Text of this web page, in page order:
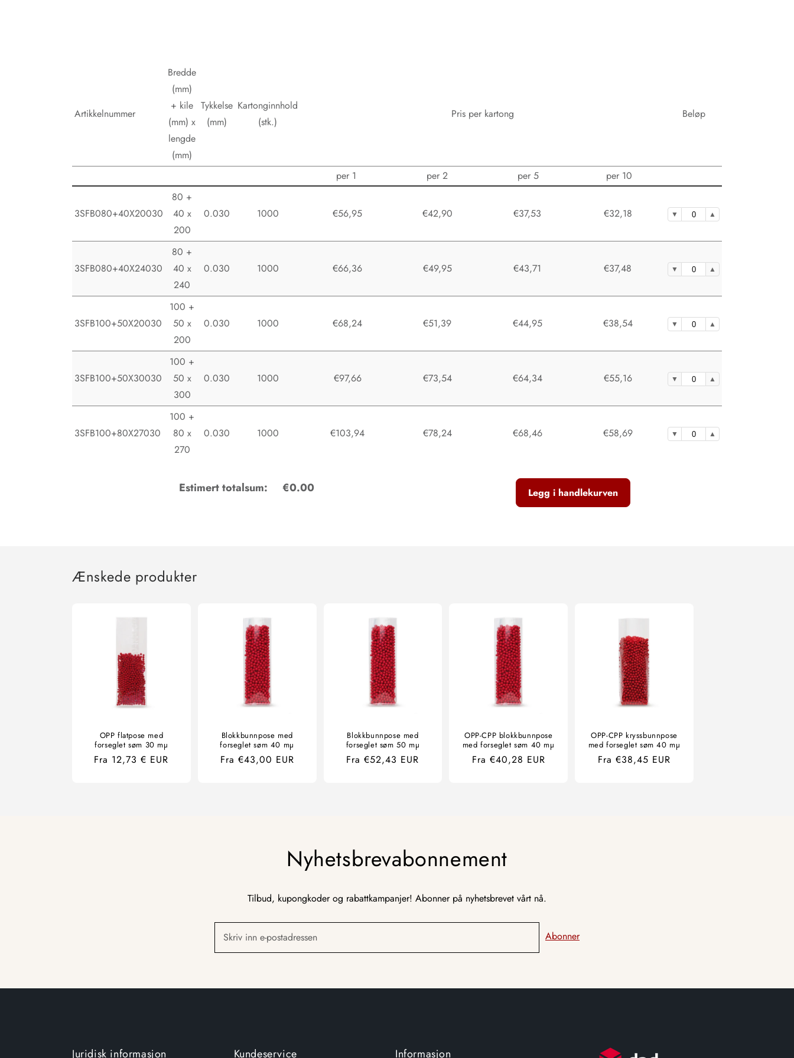
Artikkelnummer
Bredde
(mm)
+ kile
(mm) x
lengde
(mm)
Tykkelse
(mm)
Kartonginnhold
(stk.)
Pris per kartong Beløp
per 1 per 2 per 5 per 10
3SFB080+40X20030
80 +
40 x
200
0.030 1000 €56,95 €42,90 €37,53 €32,18
3SFB080+40X24030
80 +
40 x
240
0.030 1000 €66,36 €49,95 €43,71 €37,48
3SFB100+50X20030
100 +
50 x
200
0.030 1000 €68,24 €51,39 €44,95 €38,54
3SFB100+50X30030
100 +
50 x
300
0.030 1000 €97,66 €73,54 €64,34 €55,16
3SFB100+80X27030
100 +
80 x
270
0.030 1000 €103,94 €78,24 €68,46 €58,69
Estimert totalsum: €0.00 Legg i handlekurven
Ænskede produkter
OPP flatpose med
forseglet søm 30 mµ
Ordinær
Fra 12,73 € EUR
Blokkbunnpose med
forseglet søm 40 mµ
Ordinær
Fra €43,00 EUR
Blokkbunnpose med
forseglet søm 50 mµ
Ordinær
Fra €52,43 EUR
OPP-CPP blokkbunnpose
med forseglet søm 40 mµ
Ordinær
Fra €40,28 EUR
OPP-CPP kryssbunnpose
med forseglet søm 40 mµ
Ordinær
Fra €38,45 EUR
Nyhetsbrevabonnement
Tilbud, kupongkoder og rabattkampanjer! Abonner på nyhetsbrevet vårt nå.
Skriv inn e-postadressen Abonner
Juridisk informasjon Kundeservice Informasjon